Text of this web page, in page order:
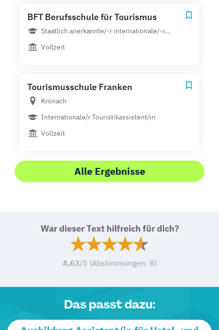
BFT Berufsschule für Tourismus
Staatlich anerkannte/-r internationale/-r...
Vollzeit
Tourismusschule Franken
Kronach
Internationale/r Touristikassistent/in
Vollzeit
Alle Ergebnisse
War dieser Text hilfreich für dich?
4,63/5 (Abstimmungen: 8)
Das passt dazu: